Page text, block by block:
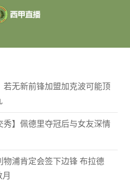
若无新前锋加盟加克波可能顶
秀】佩德里夺冠后与女友深情
物浦肯定会签下边锋 布拉德